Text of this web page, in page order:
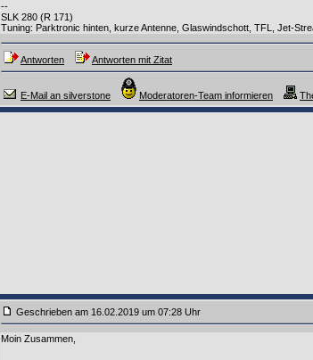
--
SLK 280 (R 171)
Tuning: Parktronic hinten, kurze Antenne, Glaswindschott, TFL, Jet-
Antworten Antworten mit Zitat
E-Mail an silverstone Moderatoren-Team informieren
Geschrieben am 16.02.2019 um 07:28 Uhr
Moin Zusammen,